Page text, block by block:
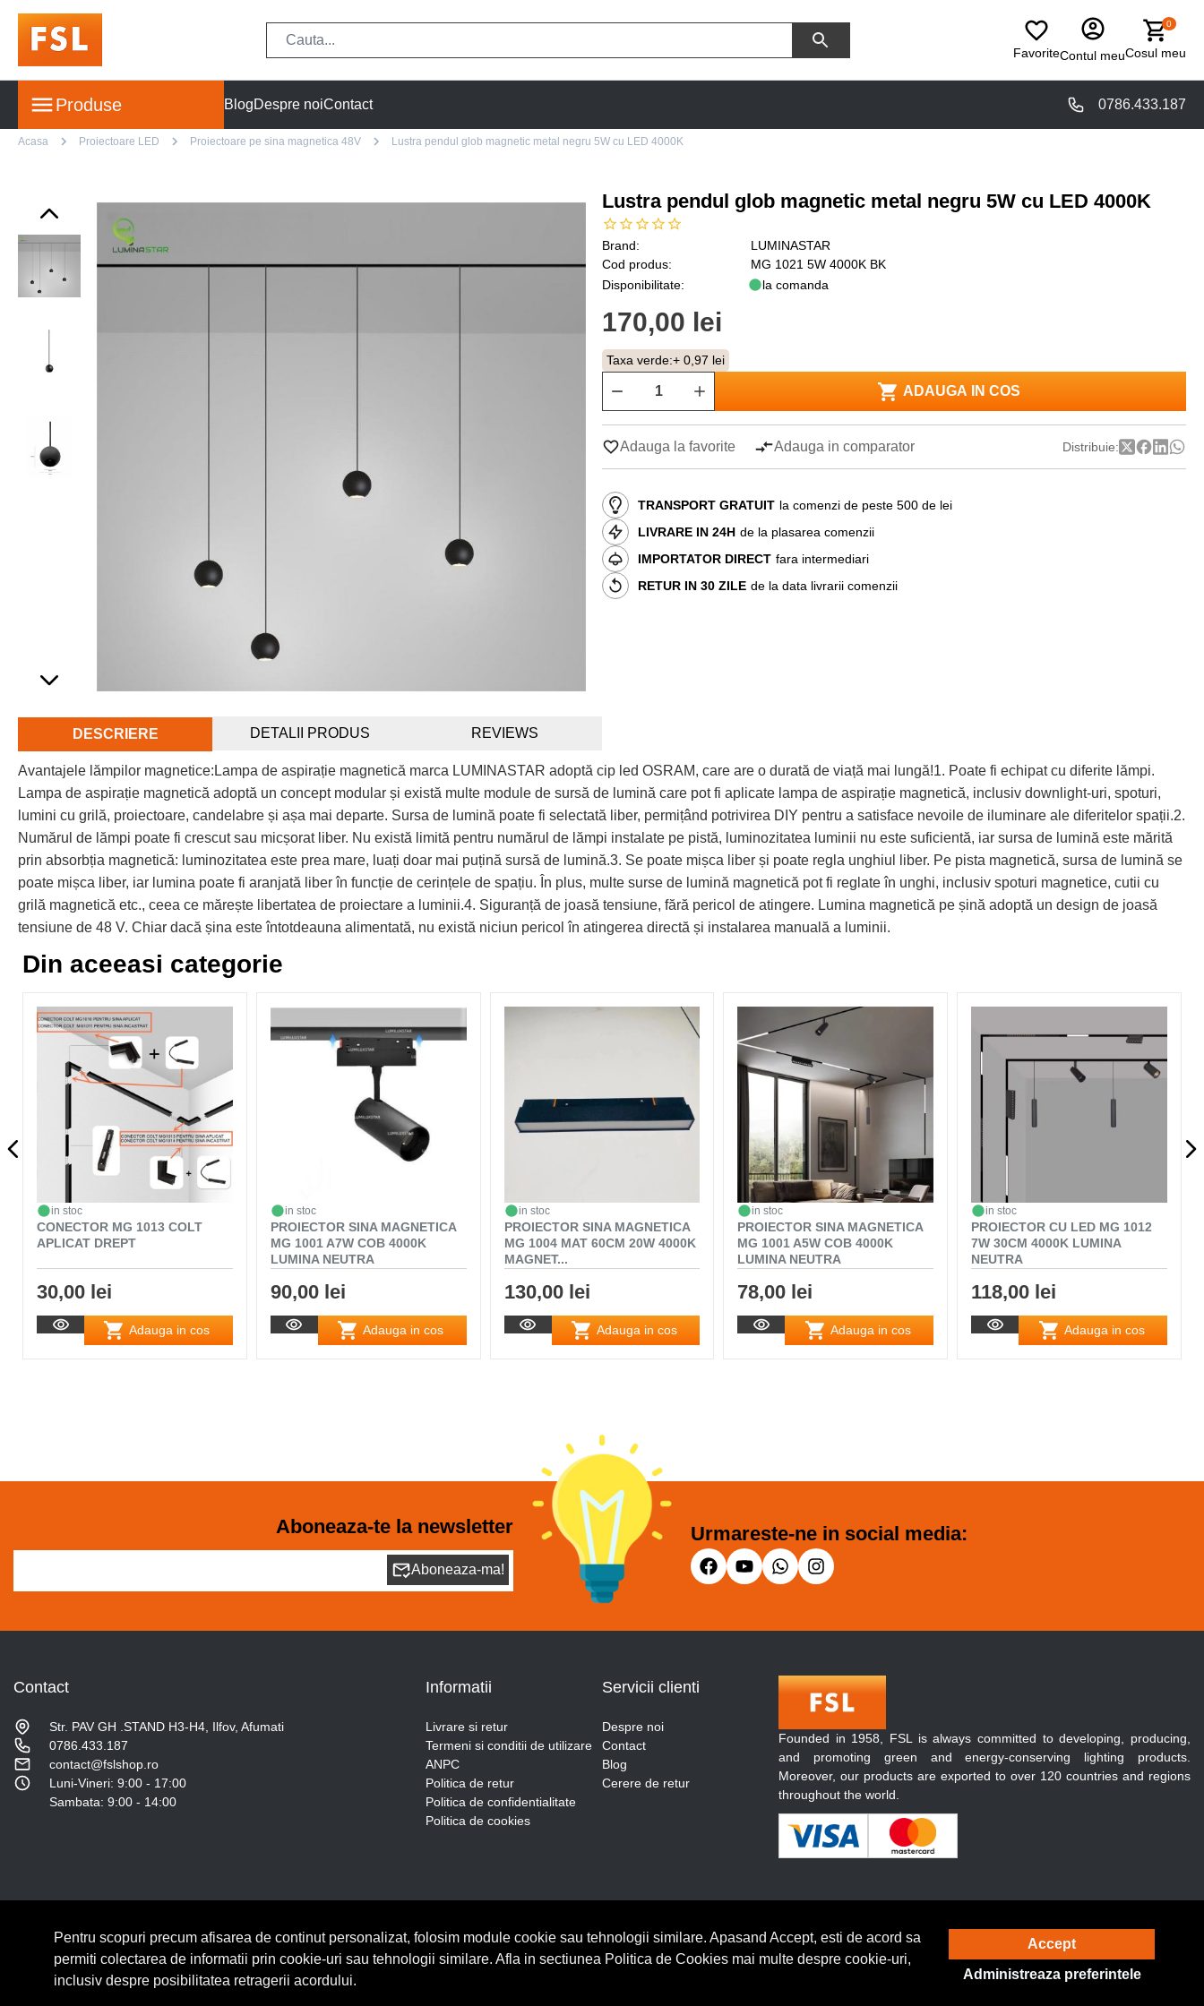
FavoriteContul meu
0
Cosul meu
Produse BlogDespre noiContact 0786.433.187
Acasa Proiectoare LED Proiectoare pe sina magnetica 48V Lustra pendul glob magnetic metal negru 5W cu LED 4000K
Lustra pendul glob magnetic metal negru 5W cu LED 4000K
Brand:
LUMINASTAR
Cod produs:
MG 1021 5W 4000K BK
Disponibilitate:
la comanda
170,00 lei
Taxa verde:+ 0,97 lei
ADAUGA IN COS
Adauga la favorite Adauga in comparator Distribuie:
TRANSPORT GRATUIT la comenzi de peste 500 de lei
LIVRARE IN 24H de la plasarea comenzii
IMPORTATOR DIRECT fara intermediari
RETUR IN 30 ZILE de la data livrarii comenzii
DESCRIERE DETALII PRODUS REVIEWS
Avantajele lămpilor magnetice:Lampa de aspirație magnetică marca LUMINASTAR adoptă cip led OSRAM, care are o durată de viață mai lungă!1. Poate fi echipat cu diferite lămpi.
Lampa de aspirație magnetică adoptă un concept modular și există multe module de sursă de lumină care pot fi aplicate lampa de aspirație magnetică, inclusiv downlight-uri, spoturi,
lumini cu grilă, proiectoare, candelabre și așa mai departe. Sursa de lumină poate fi selectată liber, permițând potrivirea DIY pentru a satisface nevoile de iluminare ale diferitelor spații.2.
Numărul de lămpi poate fi crescut sau micșorat liber. Nu există limită pentru numărul de lămpi instalate pe pistă, luminozitatea luminii nu este suficientă, iar sursa de lumină este mărită
prin absorbția magnetică: luminozitatea este prea mare, luați doar mai puțină sursă de lumină.3. Se poate mișca liber și poate regla unghiul liber. Pe pista magnetică, sursa de lumină se
poate mișca liber, iar lumina poate fi aranjată liber în funcție de cerințele de spațiu. În plus, multe surse de lumină magnetică pot fi reglate în unghi, inclusiv spoturi magnetice, cutii cu
grilă magnetică etc., ceea ce mărește libertatea de proiectare a luminii.4. Siguranță de joasă tensiune, fără pericol de atingere. Lumina magnetică pe șină adoptă un design de joasă
tensiune de 48 V. Chiar dacă șina este întotdeauna alimentată, nu există niciun pericol în atingerea directă și instalarea manuală a luminii.
Din aceeasi categorie
in stoc
CONECTOR MG 1013 COLT
APLICAT DREPT
30,00 lei
Adauga in cos
in stoc
PROIECTOR SINA MAGNETICA
MG 1001 A7W COB 4000K
LUMINA NEUTRA
90,00 lei
Adauga in cos
in stoc
PROIECTOR SINA MAGNETICA
MG 1004 MAT 60CM 20W 4000K
MAGNET...
130,00 lei
Adauga in cos
in stoc
PROIECTOR SINA MAGNETICA
MG 1001 A5W COB 4000K
LUMINA NEUTRA
78,00 lei
Adauga in cos
in stoc
PROIECTOR CU LED MG 1012
7W 30CM 4000K LUMINA
NEUTRA
118,00 lei
Adauga in cos
Aboneaza-te la newsletter
Aboneaza-ma!
Urmareste-ne in social media:
Contact
Str. PAV GH .STAND H3-H4, Ilfov, Afumati
0786.433.187
contact@fslshop.ro
Luni-Vineri: 9:00 - 17:00
Sambata: 9:00 - 14:00
Informatii
Livrare si retur
Termeni si conditii de utilizare
ANPC
Politica de retur
Politica de confidentialitate
Politica de cookies
Servicii clienti
Despre noi
Contact
Blog
Cerere de retur
Founded in 1958, FSL is always committed to developing, producing,
and promoting green and energy-conserving lighting products.
Moreover, our products are exported to over 120 countries and regions
throughout the world.
© Copyright 2026 Lumilux. Toate drepturile rezervate. Solutie eCommerce
Pentru scopuri precum afisarea de continut personalizat, folosim module cookie sau tehnologii similare. Apasand Accept, esti de acord sa
permiti colectarea de informatii prin cookie-uri sau tehnologii similare. Afla in sectiunea Politica de Cookies mai multe despre cookie-uri,
inclusiv despre posibilitatea retragerii acordului.
Accept
Administreaza preferintele